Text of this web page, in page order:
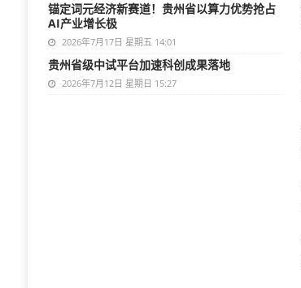
锚定词元经济新赛道！贵州省以算力优势抢占
AI产业增长极
2026年7月17日 星期五 14:01
贵州省级中试平台加速科创成果落地
2026年7月12日 星期日 15:27